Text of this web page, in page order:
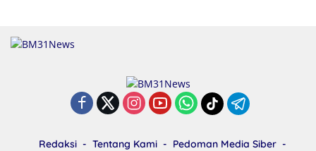
Redaksi Tentang Kami
Pedoman Media Siber